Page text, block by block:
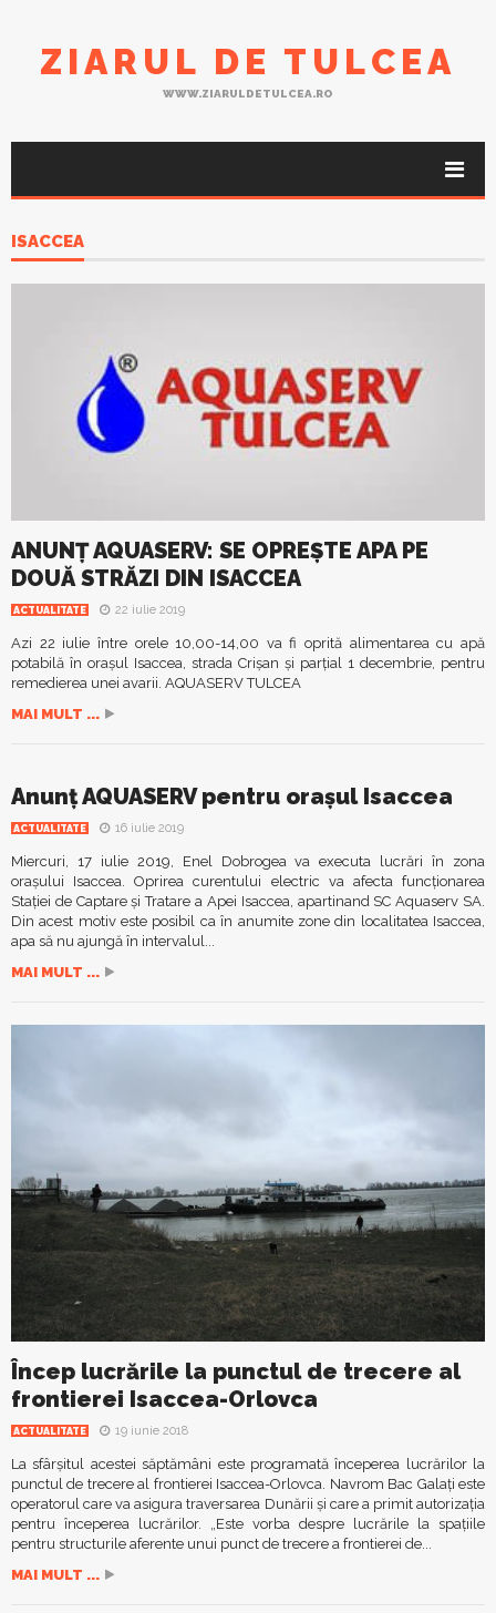
ZIARUL DE TULCEA
WWW.ZIARULDETULCEA.RO
ISACCEA
ANUNȚ AQUASERV: SE OPREȘTE APA PE
DOUĂ STRĂZI DIN ISACCEA
ACTUALITATE 22 iulie 2019
Azi 22 iulie între orele 10,00-14,00 va fi oprită alimentarea cu apă
potabilă în orașul Isaccea, strada Crișan și parțial 1 decembrie, pentru
remedierea unei avarii. AQUASERV TULCEA
MAI MULT ...
Anunț AQUASERV pentru orașul Isaccea
ACTUALITATE 16 iulie 2019
Miercuri, 17 iulie 2019, Enel Dobrogea va executa lucrări în zona
oraşului Isaccea. Oprirea curentului electric va afecta funcţionarea
Staţiei de Captare şi Tratare a Apei Isaccea, apartinand SC Aquaserv SA.
Din acest motiv este posibil ca în anumite zone din localitatea Isaccea,
apa să nu ajungă în intervalul...
MAI MULT ...
Încep lucrările la punctul de trecere al
frontierei Isaccea-Orlovca
ACTUALITATE 19 iunie 2018
La sfârșitul acestei săptămâni este programată începerea lucrărilor la
punctul de trecere al frontierei Isaccea-Orlovca. Navrom Bac Galați este
operatorul care va asigura traversarea Dunării și care a primit autorizația
pentru începerea lucrărilor. „Este vorba despre lucrările la spațiile
pentru structurile aferente unui punct de trecere a frontierei de...
MAI MULT ...